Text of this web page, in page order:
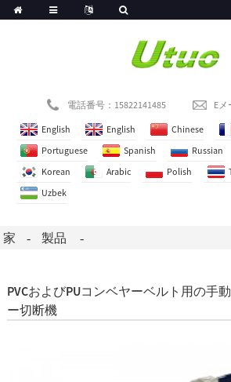
電話番号：15822141485 Eメ
English English Chinese
Portuguese
Spanish Russian
Korean
Arabic Polish
Uzbek
家 製品
PVCおよびPUコンベヤーベルト用の手
ー切断機